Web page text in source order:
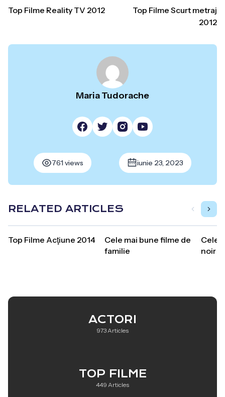
Top Filme Reality TV 2012
Top Filme Scurt metraj
2012
Maria Tudorache
761 views iunie 23, 2023
RELATED ARTICLES
Top Filme Acţiune 2014
Cele mai bune filme de
familie
Cele
noir
ACTORI
973 Articles
TOP FILME
449 Articles